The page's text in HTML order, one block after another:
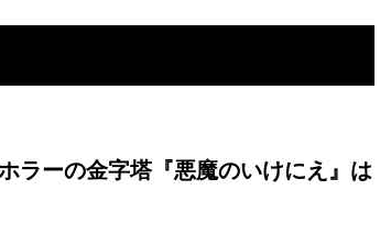
ラーの金字塔『悪魔のいけにえ』は